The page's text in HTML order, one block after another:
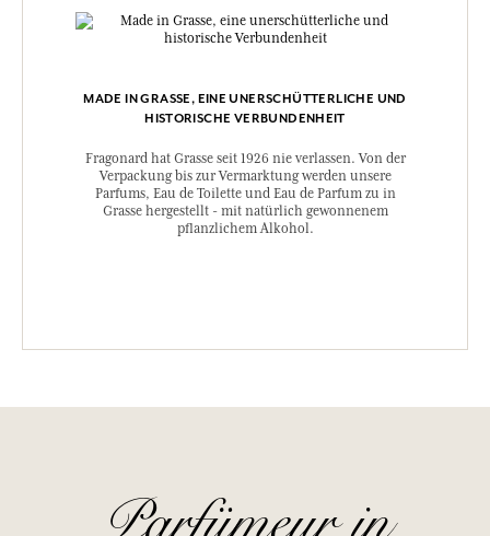
MADE IN GRASSE, EINE UNERSCHÜTTERLICHE UND
HISTORISCHE VERBUNDENHEIT
Fragonard hat Grasse seit 1926 nie verlassen. Von der
Verpackung bis zur Vermarktung werden unsere
Parfums, Eau de Toilette und Eau de Parfum zu in
Grasse hergestellt - mit natürlich gewonnenem
pflanzlichem Alkohol.
Parfümeur in